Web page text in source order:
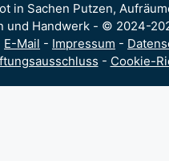
in Sachen Putzen,
und Handwerk - © 2024-
E-Mail - Impressum -
- Cookie-